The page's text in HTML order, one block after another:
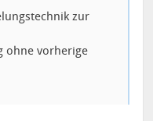
zur
ohne vorherige